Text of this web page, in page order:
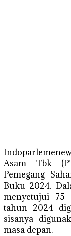
Asam Tbk
Pemegang
Buku 2024.
menyetujui 75
tahun 2024
sisanya
masa depan.